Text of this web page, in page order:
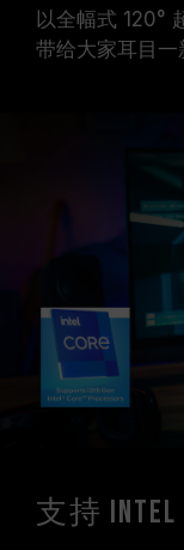
以全幅式 120°
带给大家耳目一
支持 Intel